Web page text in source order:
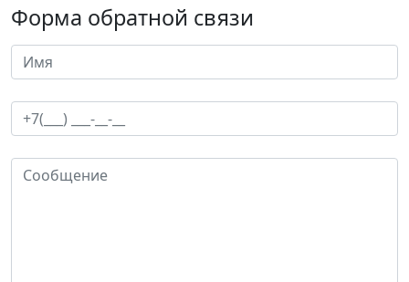
Форма обратной связи